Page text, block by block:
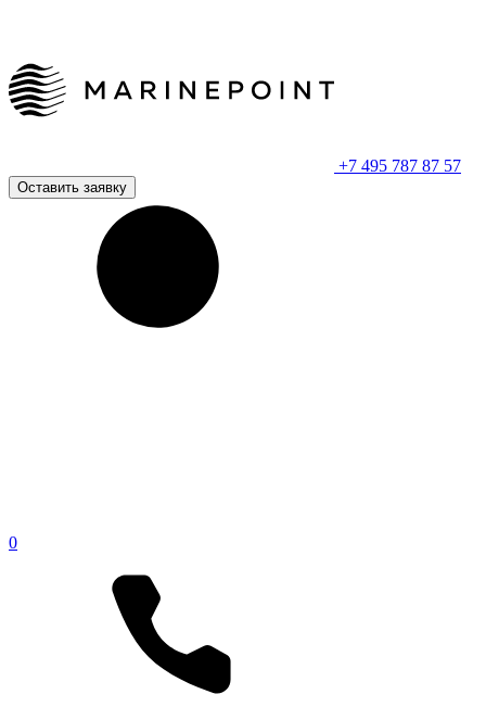
+7 495 787 87 57
Оставить заявку
0